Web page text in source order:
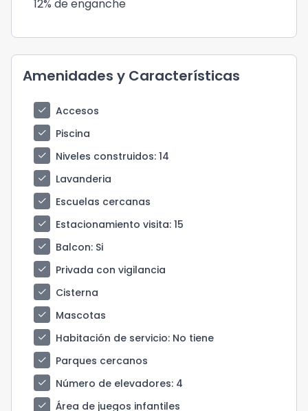
12% de enganche
Amenidades y Características
check
Accesos
check
Piscina
check
Niveles construidos: 14
check
Lavanderia
check
Escuelas cercanas
check
Estacionamiento visita: 15
check
Balcon: Si
check
Privada con vigilancia
check
Cisterna
check
Mascotas
check
Habitación de servicio: No tiene
check
Parques cercanos
check
Número de elevadores: 4
check
Área de juegos infantiles